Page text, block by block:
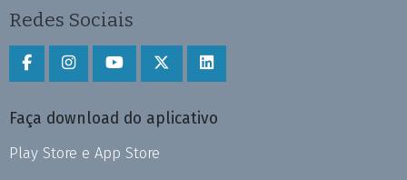
Redes Sociais
Faça download do aplicativo
Play Store e App Store